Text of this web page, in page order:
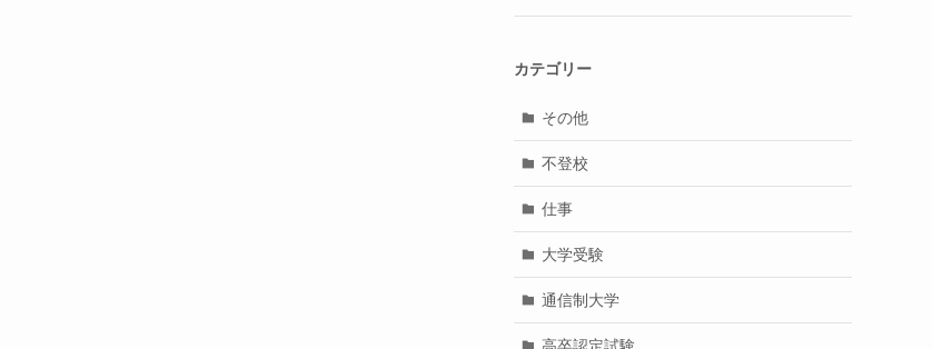
カテゴリー
その他
不登校
仕事
大学受験
通信制大学